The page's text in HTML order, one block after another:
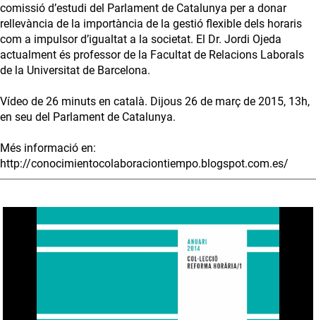
comissió d’estudi del Parlament de Catalunya per a donar
rellevància de la importància de la gestió flexible dels horaris
com a impulsor d’igualtat a la societat. El Dr. Jordi Ojeda
actualment és professor de la Facultat de Relacions Laborals
de la Universitat de Barcelona.
Vídeo de 26 minuts en català. Dijous 26 de març de 2015, 13h,
en seu del Parlament de Catalunya.
Més informació en:
http://conocimientocolaboraciontiempo.blogspot.com.es/